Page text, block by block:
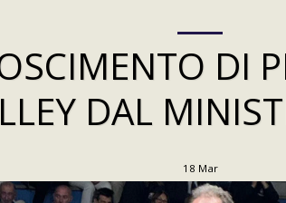
DI
DAL
18 Mar